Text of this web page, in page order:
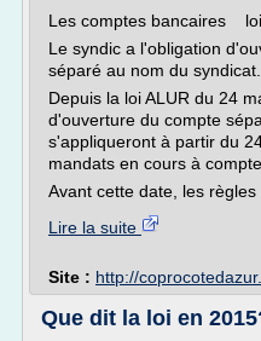
Les comptes bancaires
Le syndic a l'obligation
séparé au nom du syndicat.
Depuis la loi ALUR du 24
d'ouverture du compte
s'appliqueront à partir du
mandats en cours à
Avant cette date, les règles
Lire la suite
Site : http://
Que dit la loi en